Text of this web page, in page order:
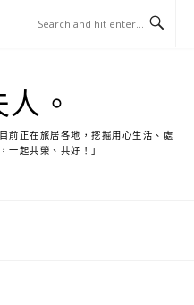
人。
前正在旅居各地，挖掘用心生活、處
一起共榮、共好！」